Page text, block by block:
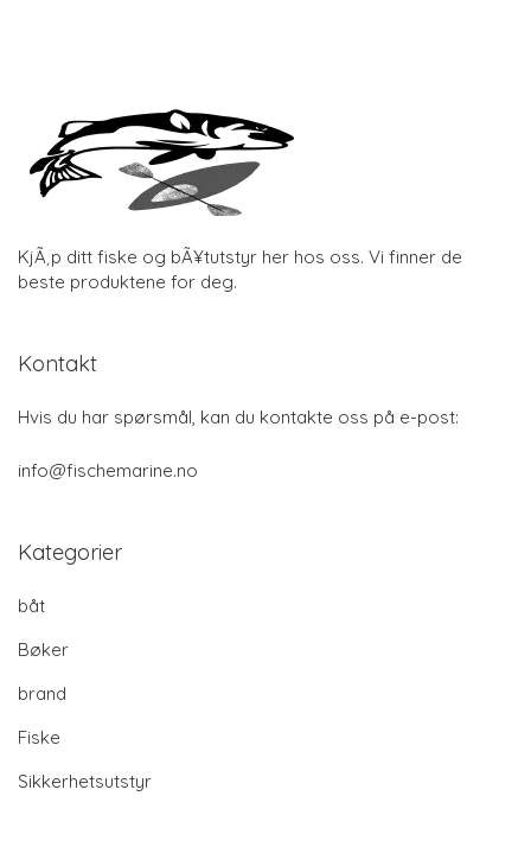
KjÃ¸p ditt fiske og bÃ¥tutstyr her hos oss. Vi finner de
beste produktene for deg.
Kontakt
Hvis du har spørsmål, kan du kontakte oss på e-post:
info@fischemarine.no
Kategorier
båt
Bøker
brand
Fiske
Sikkerhetsutstyr